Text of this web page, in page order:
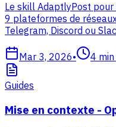
Le skill AdaptlyPost
9 plateformes de
Telegram, Discord ou
Mar 3, 2026• 4
Guides
Mise en contexte -